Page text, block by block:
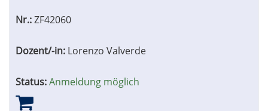
Nr.:ZF42060
Dozent/-in: Lorenzo Valverde
Status:Anmeldung möglich